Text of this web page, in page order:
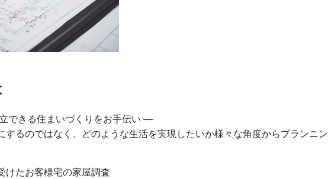
できる住まいづくりをお手伝い ―
するのではなく、どのような生活を実現したいか様々な角度からプランニン
けたお客様宅の家屋調査